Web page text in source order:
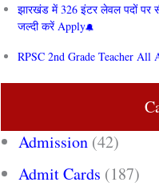
झारखंड में 326 इंटर लेवल पदों पर
जल्दी करें Apply
RPSC 2nd Grade Teacher All
Admission (42)
Admit Cards (187)